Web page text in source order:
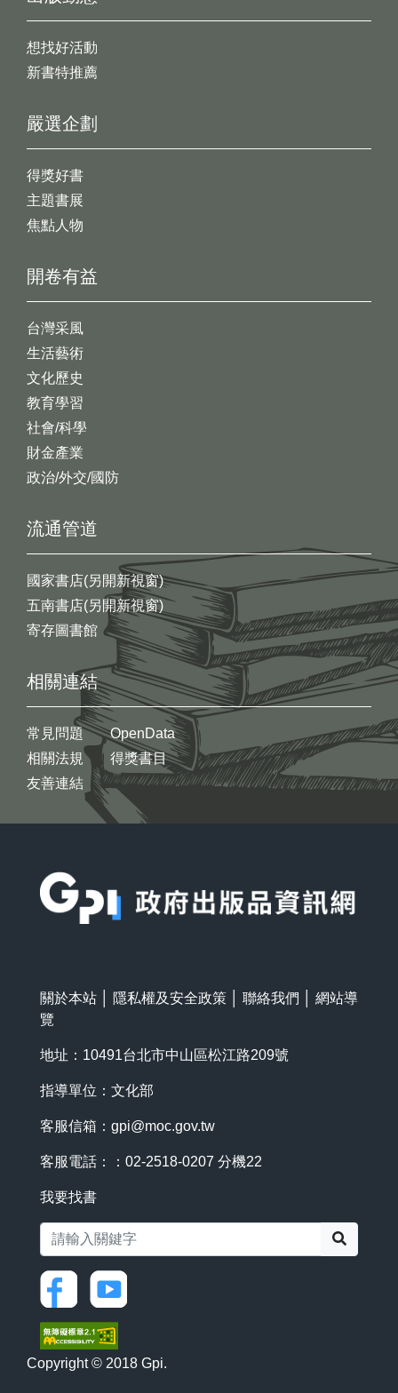
想找好活動
新書特推薦
開卷有益
台灣采風
生活藝術
文化歷史
教育學習
社會/科學
財金產業
政治/外交/國防
嚴選企劃
得獎好書
主題書展
焦點人物
流通管道
國家書店(另開新視窗)
五南書店(另開新視窗)
寄存圖書館
相關連結
常見問題
相關法規
友善連結
OpenData
得獎書目
關於本站 隱私權及安全政策 聯絡我們
網站導
覽
地址：10491台北市中山區松江路209號
指導單位：文化部
客服信箱： gpi@moc.gov.tw
客服電話：：02-2518-0207 分機22
我要找書
Copyright © 2018 Gpi.